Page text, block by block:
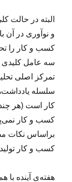
البته در حالت
کسب و کار را
سه عامل کلیدی
تمرکز اصلی
سلسله
کار است (هر
کسب و کار
براساس نکات
کسب و کار
هفته‌ی آینده